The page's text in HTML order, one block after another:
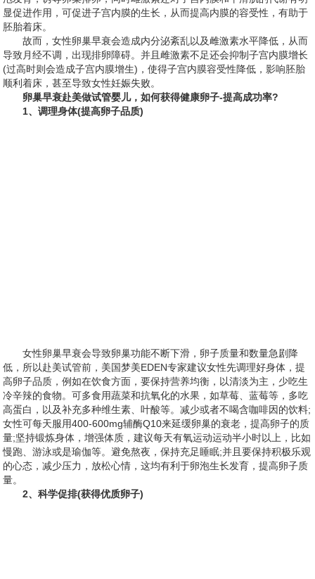
显促进作用，可促进子宫内膜的生长，从而提高内膜的容受性，有助于
胚胎着床。
故而，女性卵巢早衰会造成内分泌紊乱以及雌激素水平降低，从而
导致月经不调，出现排卵障碍。并且雌激素不足还会抑制子宫内膜增长
(过高时则会造成子宫内膜增生)，使得子宫内膜容受性降低，影响胚胎
顺利着床，甚至导致女性妊娠失败。
卵巢早衰赴美做试管婴儿，如何获得健康卵子-提高成功率?
1、调理身体(提高卵子品质)
女性卵巢早衰会导致卵巢功能不断下滑，卵子质量和数量急剧降
低，所以赴美试管前，美国梦美EDEN专家建议女性先调理好身体，提
高卵子品质，例如在饮食方面，要保持营养均衡，以清淡为主，少吃生
冷辛辣的食物。可多食用蔬菜和抗氧化的水果，如草莓、蓝莓等，多吃
高蛋白，以及补充多种维生素、叶酸等。减少或者不喝含咖啡因的饮料;
女性可每天服用400-600mg辅酶Q10来延缓卵巢的衰老，提高卵子的质
量;坚持锻炼身体，增强体质，建议每天有氧运动运动半小时以上，比如
慢跑、游泳或是瑜伽等。避免熬夜，保持充足睡眠;并且要保持积极乐观
的心态，减少压力，放松心情，这均有利于卵泡生长发育，提高卵子质
量。
2、科学促排(获得优质卵子)